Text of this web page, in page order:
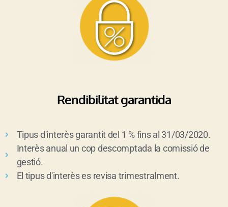
Rendibilitat garantida
Tipus d'interès garantit del 1 % fins al 31/03/2020.
Interès anual un cop descomptada la comissió de
gestió.
El tipus d'interès es revisa trimestralment.